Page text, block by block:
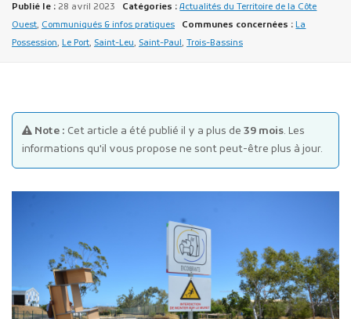
Plans d'accès
Publié le : 28 avril 2023 Catégories : Actualités du Territoire de la Côte
Ouest, Communiqués & infos pratiques Communes concernées : La
Possession, Le Port, Saint-Leu, Saint-Paul, Trois-Bassins
Note : Cet article a été publié il y a plus de 39 mois. Les
informations qu'il vous propose ne sont peut-être plus à jour.